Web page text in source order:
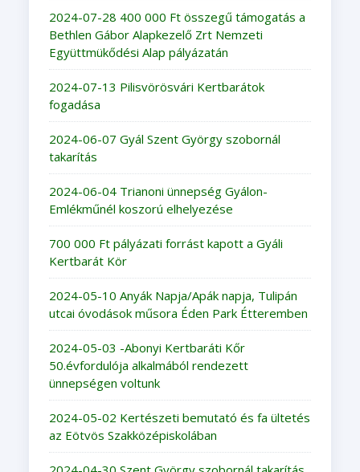
2024-07-28 400 000 Ft összegű támogatás a
Bethlen Gábor Alapkezelő Zrt Nemzeti
Együttmükődési Alap pályázatán
2024-07-13 Pilisvörösvári Kertbarátok
fogadása
2024-06-07 Gyál Szent György szobornál
takarítás
2024-06-04 Trianoni ünnepség Gyálon-
Emlékműnél koszorú elhelyezése
700 000 Ft pályázati forrást kapott a Gyáli
Kertbarát Kör
2024-05-10 Anyák Napja/Apák napja, Tulipán
utcai óvodások műsora Éden Park Étteremben
2024-05-03 -Abonyi Kertbaráti Kőr
50.évfordulója alkalmából rendezett
ünnepségen voltunk
2024-05-02 Kertészeti bemutató és fa ültetés
az Eötvös Szakközépiskolában